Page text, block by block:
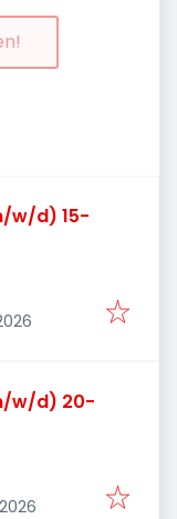
w/d) 15-
w/d) 20-